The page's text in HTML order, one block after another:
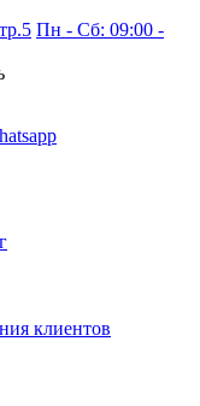
Пн - Сб: 09:00 -
клиентов